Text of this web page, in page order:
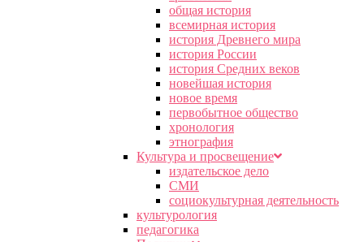
общая история
всемирная история
история Древнего мира
история России
история Средних веков
новейшая история
новое время
первобытное общество
хронология
этнография
Культура и просвещение
издательское дело
СМИ
социокультурная деятельность
культурология
педагогика